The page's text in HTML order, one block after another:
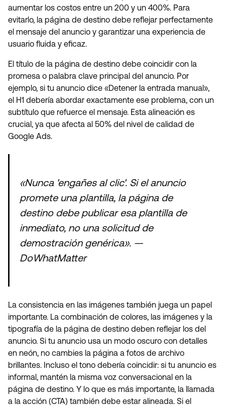
aumentar los costos entre un 200 y un 400%. Para
evitarlo, la página de destino debe reflejar perfectamente
el mensaje del anuncio y garantizar una experiencia de
usuario fluida y eficaz.
El título de la página de destino debe coincidir con la
promesa o palabra clave principal del anuncio. Por
ejemplo, si tu anuncio dice «Detener la entrada manual»,
el H1 debería abordar exactamente ese problema, con un
subtítulo que refuerce el mensaje. Esta alineación es
crucial, ya que afecta al 50% del nivel de calidad de
Google Ads.
«Nunca 'engañes al clic'. Si el anuncio
promete una plantilla, la página de
destino debe publicar esa plantilla de
inmediato, no una solicitud de
demostración genérica». —
DoWhatMatter
La consistencia en las imágenes también juega un papel
importante. La combinación de colores, las imágenes y la
tipografía de la página de destino deben reflejar los del
anuncio. Si tu anuncio usa un modo oscuro con detalles
en neón, no cambies la página a fotos de archivo
brillantes. Incluso el tono debería coincidir: si tu anuncio es
informal, mantén la misma voz conversacional en la
página de destino. Y lo que es más importante, la llamada
a la acción (CTA) también debe estar alineada. Si el